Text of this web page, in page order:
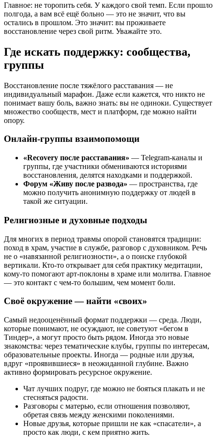
Главное: не торопить себя. У каждого свой темп. Если прошло
полгода, а вам всё ещё больно — это не значит, что вы
остались в прошлом. Это значит: вы проживаете
восстановление через свой ритм. Уважайте это.
Где искать поддержку: сообщества,
группы
Восстановление после тяжёлого расставания — не
индивидуальный марафон. Даже если кажется, что никто не
понимает вашу боль, важно знать: вы не одиноки. Существует
множество сообществ, мест и платформ, где можно найти
опору.
Онлайн-группы взаимопомощи
«Recovery после расставания» — Telegram-каналы и
группы, где участники обмениваются историями
восстановления, делятся находками и поддержкой.
Форум «Живу после развода» — пространства, где
можно получить анонимную поддержку от людей в
такой же ситуации.
Религиозные и духовные подходы
Для многих в период травмы опорой становятся традиции:
поход в храм, участие в службе, разговор с духовником. Речь
не о «навязанной религиозности», а о поиске глубокой
вертикали. Кто-то открывает для себя практику медитации,
кому-то помогают арт-поклоны в храме или молитва. Главное
— это контакт с чем-то большим, чем момент боли.
Своё окружение — найти «своих»
Самый недооценённый формат поддержки — среда. Люди,
которые понимают, не осуждают, не советуют «бегом в
Тиндер», а могут просто быть рядом. Иногда это новые
знакомства: через тематические клубы, группы по интересам,
образовательные проекты. Иногда — родные или друзья,
вдруг «проявившиеся» в неожиданной глубине. Важно
активно формировать ресурсное окружение.
Чат лучших подруг, где можно не бояться плакать и не
стесняться радости.
Разговоры с матерью, если отношения позволяют,
обретая связь между женскими поколениями.
Новые друзья, которые пришли не как «спасатели», а
просто как люди, с кем приятно жить.